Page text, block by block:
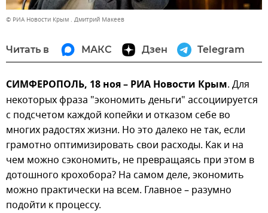
© РИА Новости Крым . Дмитрий Макеев
Читать в МАКС Дзен Telegram
СИМФЕРОПОЛЬ, 18 ноя – РИА Новости Крым. Для
некоторых фраза "экономить деньги" ассоциируется
с подсчетом каждой копейки и отказом себе во
многих радостях жизни. Но это далеко не так, если
грамотно оптимизировать свои расходы. Как и на
чем можно сэкономить, не превращаясь при этом в
дотошного крохобора? На самом деле, экономить
можно практически на всем. Главное – разумно
подойти к процессу.